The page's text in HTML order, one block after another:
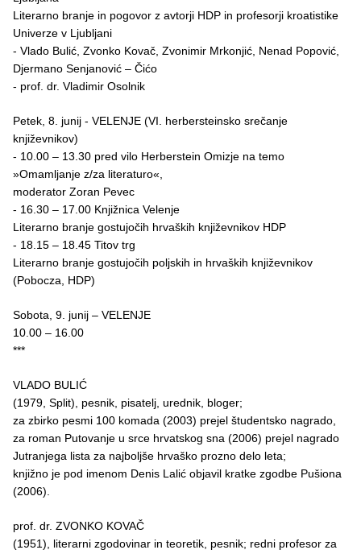
Literarno branje in pogovor z avtorji HDP in profesorji kroatistike
Univerze v Ljubljani
- Vlado Bulić, Zvonko Kovač, Zvonimir Mrkonjić, Nenad Popović,
Djermano Senjanović – Čićo
- prof. dr. Vladimir Osolnik
Petek, 8. junij - VELENJE (VI. herbersteinsko srečanje
književnikov)
- 10.00 – 13.30 pred vilo Herberstein Omizje na temo
»Omamljanje z/za literaturo«,
moderator Zoran Pevec
- 16.30 – 17.00 Knjižnica Velenje
Literarno branje gostujočih hrvaških književnikov HDP
- 18.15 – 18.45 Titov trg
Literarno branje gostujočih poljskih in hrvaških književnikov
(Pobocza, HDP)
Sobota, 9. junij – VELENJE
10.00 – 16.00
***
VLADO BULIĆ
(1979, Split), pesnik, pisatelj, urednik, bloger;
za zbirko pesmi 100 komada (2003) prejel študentsko nagrado,
za roman Putovanje u srce hrvatskog sna (2006) prejel nagrado
Jutranjega lista za najboljše hrvaško prozno delo leta;
knjižno je pod imenom Denis Lalić objavil kratke zgodbe Pušiona
(2006).
prof. dr. ZVONKO KOVAČ
(1951), literarni zgodovinar in teoretik, pesnik; redni profesor za